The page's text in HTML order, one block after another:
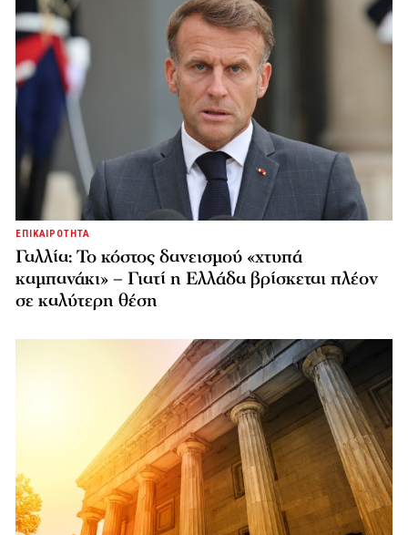
ΕΠΙΚΑΙΡΟΤΗΤΑ
Γαλλία: Το κόστος δανεισμού «χτυπά
καμπανάκι» – Γιατί η Ελλάδα βρίσκεται πλέον
σε καλύτερη θέση